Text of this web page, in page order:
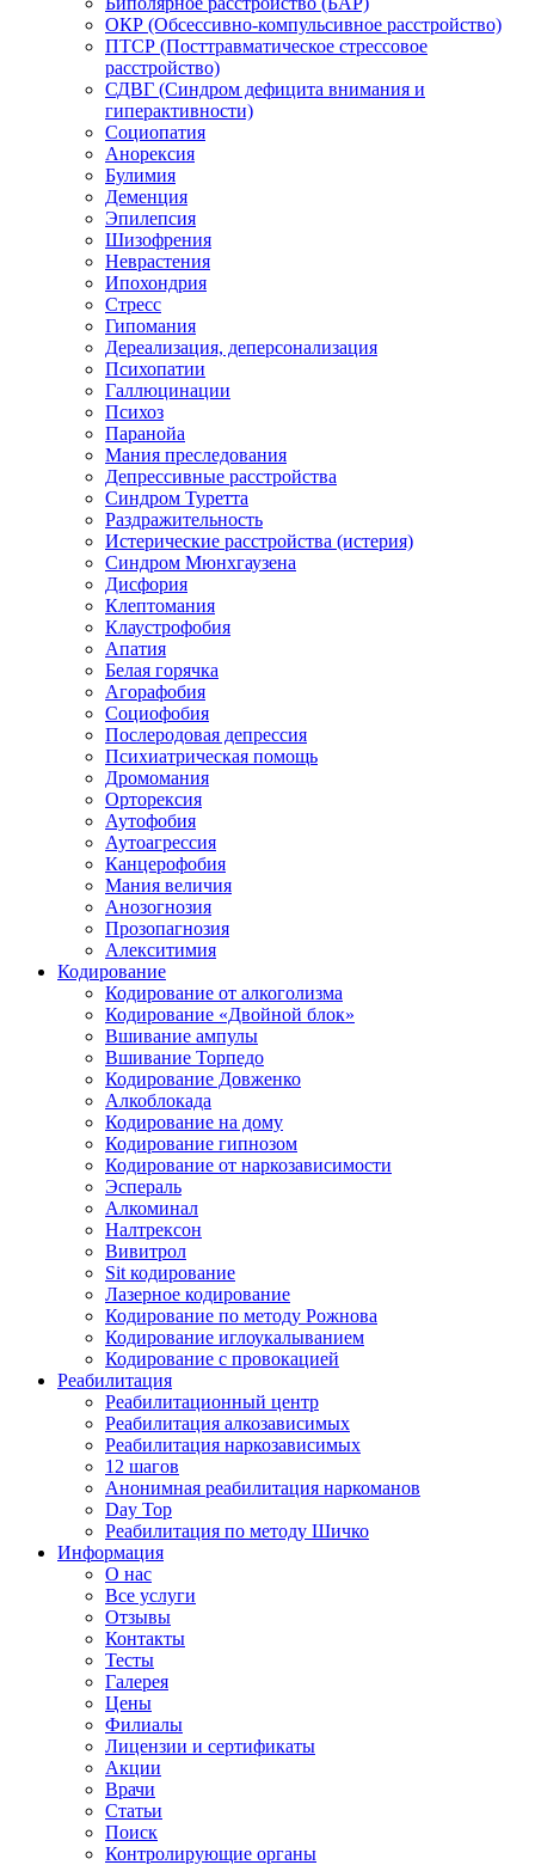
ОКР (Обсессивно-компульсивное расстройство)
ПТСР (Посттравматическое стрессовое
расстройство)
СДВГ (Синдром дефицита внимания и
гиперактивности)
Социопатия
Анорексия
Булимия
Деменция
Эпилепсия
Шизофрения
Неврастения
Ипохондрия
Стресс
Гипомания
Дереализация, деперсонализация
Психопатии
Галлюцинации
Психоз
Паранойа
Мания преследования
Депрессивные расстройства
Синдром Туретта
Раздражительность
Истерические расстройства (истерия)
Синдром Мюнхгаузена
Дисфория
Клептомания
Клаустрофобия
Апатия
Белая горячка
Агорафобия
Социофобия
Послеродовая депрессия
Психиатрическая помощь
Дромомания
Орторексия
Аутофобия
Аутоагрессия
Канцерофобия
Мания величия
Анозогнозия
Прозопагнозия
Алекситимия
Кодирование
Кодирование от алкоголизма
Кодирование «Двойной блок»
Вшивание ампулы
Вшивание Торпедо
Кодирование Довженко
Алкоблокада
Кодирование на дому
Кодирование гипнозом
Кодирование от наркозависимости
Эспераль
Алкоминал
Налтрексон
Вивитрол
Sit кодирование
Лазерное кодирование
Кодирование по методу Рожнова
Кодирование иглоукалыванием
Кодирование с провокацией
Реабилитация
Реабилитационный центр
Реабилитация алкозависимых
Реабилитация наркозависимых
12 шагов
Анонимная реабилитация наркоманов
Day Top
Реабилитация по методу Шичко
Информация
О нас
Все услуги
Отзывы
Контакты
Тесты
Галерея
Цены
Филиалы
Лицензии и сертификаты
Акции
Врачи
Статьи
Поиск
Контролирующие органы